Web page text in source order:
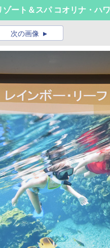
ゾート＆スパ コオリナ・ハ
次の画像